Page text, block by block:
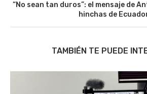
“No sean tan duros”: el mensaje de
hinchas de
TAMBIÉN TE PUEDE